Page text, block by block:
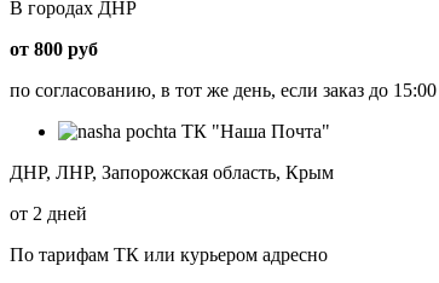
В городах ДНР
от 800 руб
по согласованию, в тот же день, если заказ до 15:00
ТК "Наша Почта"
ДНР, ЛНР, Запорожская область, Крым
от 2 дней
По тарифам ТК или курьером адресно